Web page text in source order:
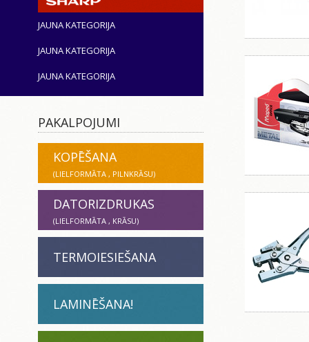
JAUNA KATEGORIJA
JAUNA KATEGORIJA
JAUNA KATEGORIJA
PAKALPOJUMI
KOPĒŠANA
(LIELFORMĀTA , PILNKRĀSU)
DATORIZDRUKAS
(LIELFORMĀTA , KRĀSU)
TERMOIESIEŠANA
LAMINĒŠANA!